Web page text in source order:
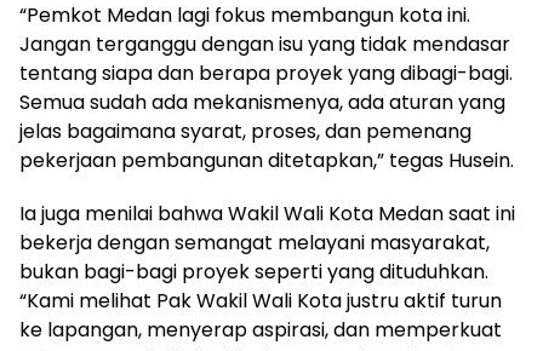
“Pemkot Medan lagi fokus membangun kota ini.
Jangan terganggu dengan isu yang tidak mendasar
tentang siapa dan berapa proyek yang dibagi-bagi.
Semua sudah ada mekanismenya, ada aturan yang
jelas bagaimana syarat, proses, dan pemenang
pekerjaan pembangunan ditetapkan,” tegas Husein.
Ia juga menilai bahwa Wakil Wali Kota Medan saat ini
bekerja dengan semangat melayani masyarakat,
bukan bagi-bagi proyek seperti yang dituduhkan.
“Kami melihat Pak Wakil Wali Kota justru aktif turun
ke lapangan, menyerap aspirasi, dan memperkuat